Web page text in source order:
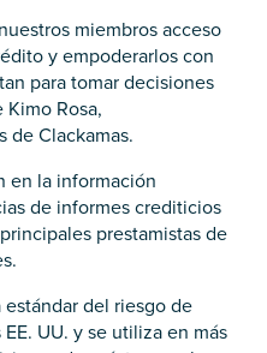
miembros acceso
y empoderarlos con
para tomar decisiones
Kimo Rosa,
de Clackamas.
en la información
de informes crediticios
prestamistas de
estándar del riesgo de
UU. y se utiliza en más